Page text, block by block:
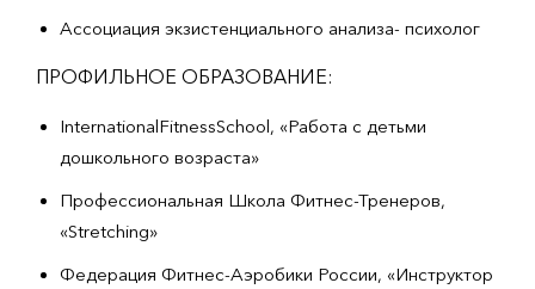
Ассоциация экзистенциального анализа- психолог
ПРОФИЛЬНОЕ ОБРАЗОВАНИЕ:
InternationalFitnessSchool, «Работа с детьми
дошкольного возраста»
Профессиональная Школа Фитнес-Тренеров,
«Stretching»
Федерация Фитнес-Аэробики России, «Инструктор